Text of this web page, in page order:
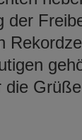
der
die